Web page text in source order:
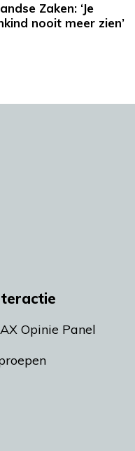
Zaken: ‘Je
nooit meer zien’
Opinie Panel